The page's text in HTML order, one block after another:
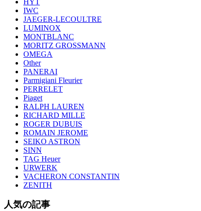
IWC
JAEGER-LECOULTRE
LUMINOX
MONTBLANC
MORITZ GROSSMANN
OMEGA
Other
PANERAI
Parmigiani Fleurier
PERRELET
Piaget
RALPH LAUREN
RICHARD MILLE
ROGER DUBUIS
ROMAIN JEROME
SEIKO ASTRON
SINN
TAG Heuer
URWERK
VACHERON CONSTANTIN
ZENITH
人気の記事